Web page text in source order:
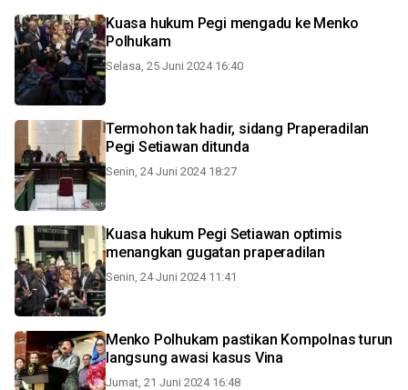
Kuasa hukum Pegi mengadu ke Menko
Polhukam
Selasa, 25 Juni 2024 16:40
Termohon tak hadir, sidang Praperadilan
Pegi Setiawan ditunda
Senin, 24 Juni 2024 18:27
Kuasa hukum Pegi Setiawan optimis
menangkan gugatan praperadilan
Senin, 24 Juni 2024 11:41
Menko Polhukam pastikan Kompolnas turun
langsung awasi kasus Vina
Jumat, 21 Juni 2024 16:48